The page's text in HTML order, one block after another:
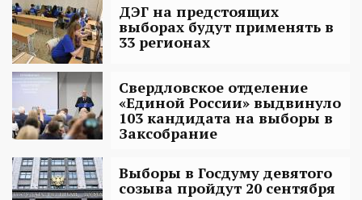
ДЭГ на предстоящих
выборах будут применять в
33 регионах
Свердловское отделение
«Единой России» выдвинуло
103 кандидата на выборы в
Заксобрание
Выборы в Госдуму девятого
созыва пройдут 20 сентября